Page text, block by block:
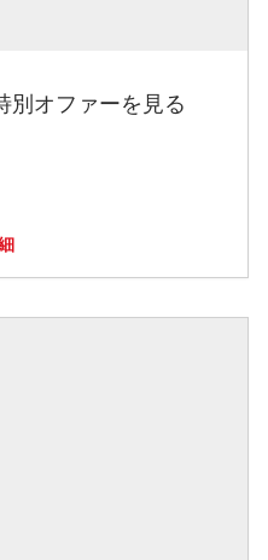
別オファーを見る